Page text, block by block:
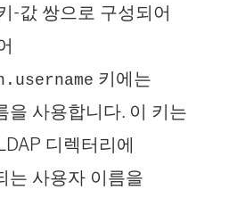
-값 쌍으로 구성되어
키에는
을 사용합니다. 이 키는
디렉터리에
는 사용자 이름을